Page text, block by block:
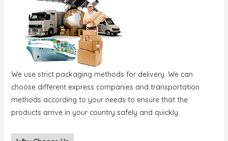
We use strict packaging methods for delivery. We can
choose different express companies and transportation
methods according to your needs to ensure that the
products arrive in your country safely and quickly.